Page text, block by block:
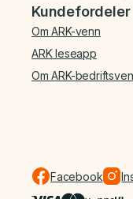
Kundefordeler
Om ARK-venn
ARK leseapp
Om ARK-
Facebook